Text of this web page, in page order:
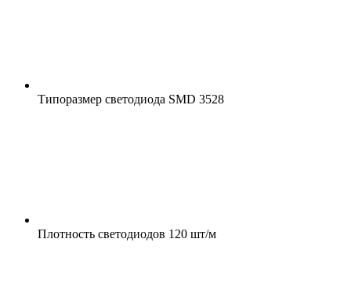
Типоразмер светодиода SMD 3528
Плотность светодиодов 120 шт/м